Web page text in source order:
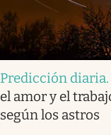
Predicción diaria.
el amor y el
según los astros